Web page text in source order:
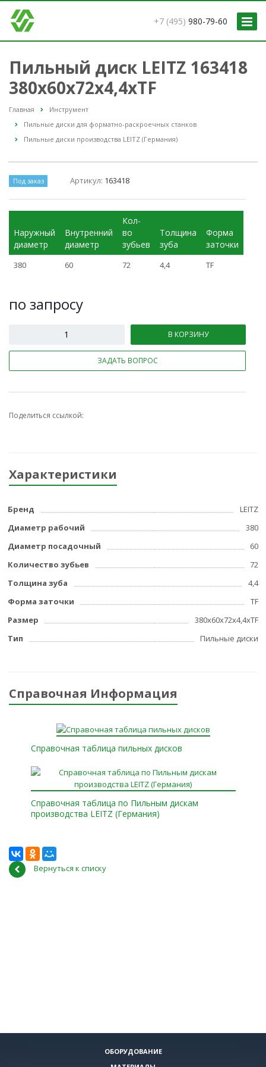
+7 (495) 980-79-60
Пильный диск LEITZ 163418
380x60x72x4,4xTF
Главная
Инструмент
Пильные диски для форматно-раскроечных станков
Пильные диски производства LEITZ (Германия)
Под заказ Артикул: 163418
Наружный
диаметр
Внутренний
диаметр
Кол-
во
зубьев
Толщина
зуба
Форма
заточки
380 60 72 4,4 TF
по запросу
В КОРЗИНУ
ЗАДАТЬ ВОПРОС
Поделиться ссылкой:
Характеристики
Бренд
LEITZ
Диаметр рабочий
380
Диаметр посадочный
60
Количество зубьев
72
Толщина зуба
4,4
Форма заточки
TF
Размер
380x60x72x4,4xTF
Тип
Пильные диски
Справочная Информация
Справочная таблица пильных дисков
Справочная таблица по Пильным дискам
производства LEITZ (Германия)
Вернуться к списку
ОБОРУДОВАНИЕ